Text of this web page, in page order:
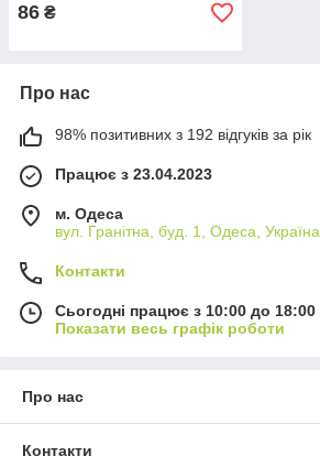
86 ₴
Про нас
98% позитивних з 192 відгуків за рік
Працює з 23.04.2023
м. Одеса
вул. Гранітна, буд. 1, Одеса, Україна
Контакти
Сьогодні працює з 10:00 до 18:00
Показати весь графік роботи
Про нас
Контакти